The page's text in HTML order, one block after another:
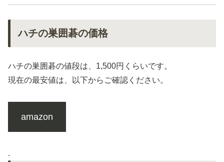
ハチの巣囲碁の価格
ハチの巣囲碁の値段は、1,500円くらいです。
現在の最安値は、以下からご確認ください。
amazon
.